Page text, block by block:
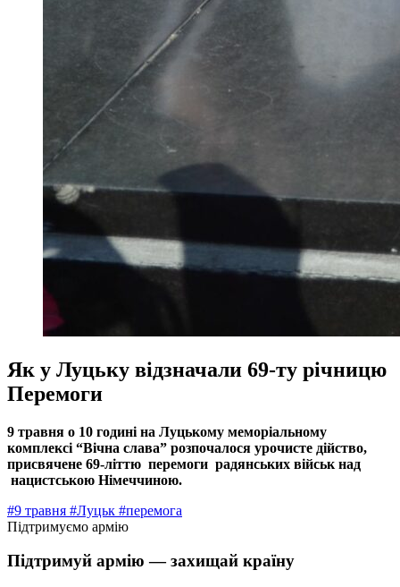
Як у Луцьку відзначали 69-ту річницю
Перемоги
9 травня о 10 годині на Луцькому меморіальному
комплексі “Вічна слава” розпочалося урочисте дійство,
присвячене 69-літтю перемоги радянських військ над
нацистською Німеччиною.
#9 травня #Луцьк #перемога
Підтримуємо армію
Підтримуй армію — захищай країну